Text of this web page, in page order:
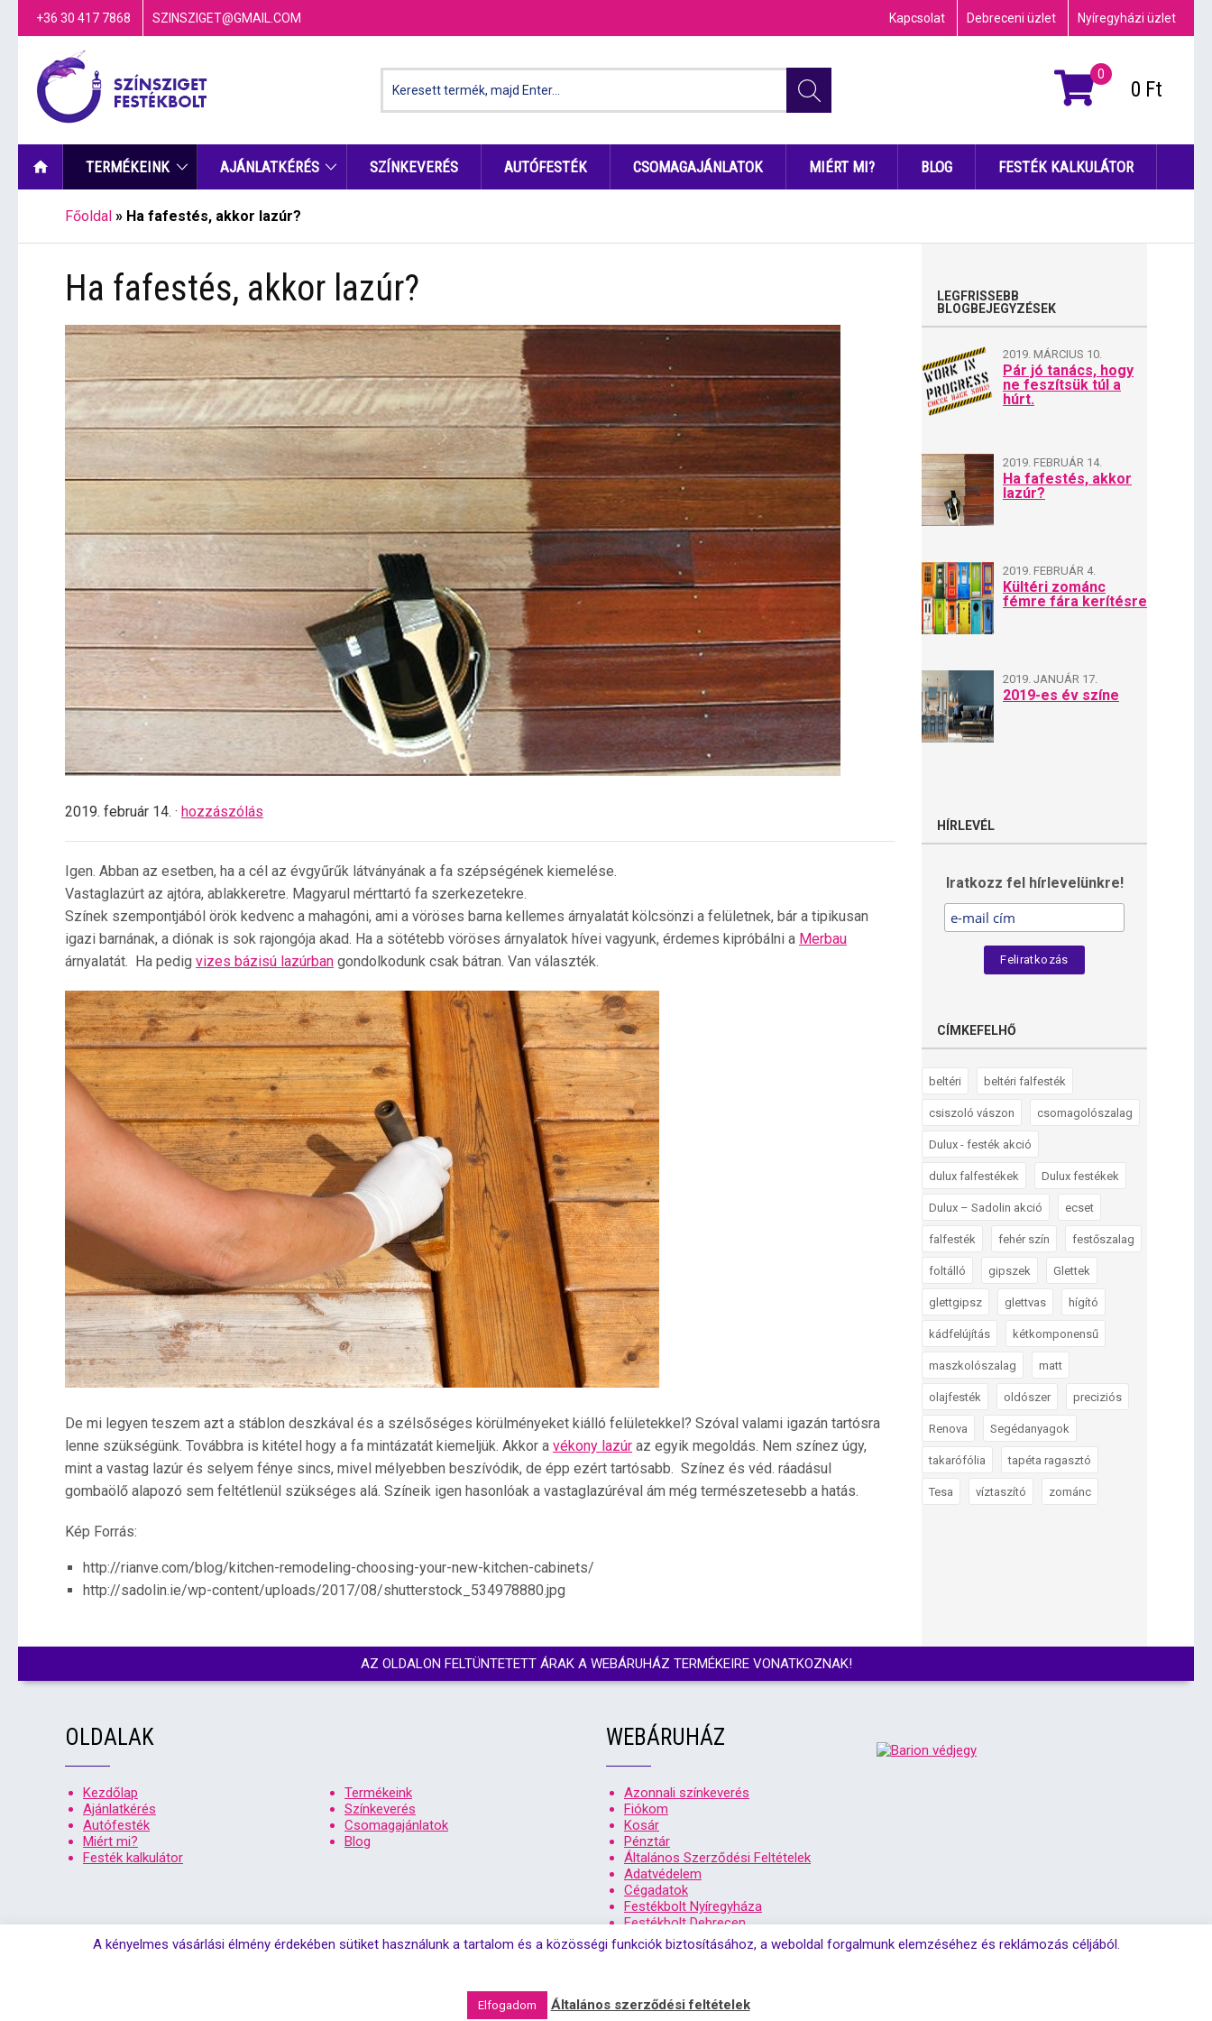
+36 30 417 7868 SZINSZIGET@GMAIL.COM Kapcsolat Debreceni üzlet Nyíregyházi üzlet
0
0 Ft
TERMÉKEINK AJÁNLATKÉRÉS SZÍNKEVERÉS AUTÓFESTÉK CSOMAGAJÁNLATOK MIÉRT MI? BLOG FESTÉK KALKULÁTOR
Főoldal » Ha fafestés, akkor lazúr?
Ha fafestés, akkor lazúr?
2019. február 14. · hozzászólás
Igen. Abban az esetben, ha a cél az évgyűrűk látványának a fa szépségének kiemelése.
Vastaglazúrt az ajtóra, ablakkeretre. Magyarul mérttartó fa szerkezetekre.
Színek szempontjából örök kedvenc a mahagóni, ami a vöröses barna kellemes árnyalatát kölcsönzi a felületnek, bár a tipikusan
igazi barnának, a diónak is sok rajongója akad. Ha a sötétebb vöröses árnyalatok hívei vagyunk, érdemes kipróbálni a Merbau
árnyalatát. Ha pedig vizes bázisú lazúrban gondolkodunk csak bátran. Van választék.
De mi legyen teszem azt a stáblon deszkával és a szélsőséges körülményeket kiálló felületekkel? Szóval valami igazán tartósra
lenne szükségünk. Továbbra is kitétel hogy a fa mintázatát kiemeljük. Akkor a vékony lazúr az egyik megoldás. Nem színez úgy,
mint a vastag lazúr és selyem fénye sincs, mivel mélyebben beszívódik, de épp ezért tartósabb. Színez és véd. ráadásul
gombaölő alapozó sem feltétlenül szükséges alá. Színeik igen hasonlóak a vastaglazúréval ám még természetesebb a hatás.
Kép Forrás:
http://rianve.com/blog/kitchen-remodeling-choosing-your-new-kitchen-cabinets/
http://sadolin.ie/wp-content/uploads/2017/08/shutterstock_534978880.jpg
LEGFRISSEBB
BLOGBEJEGYZÉSEK
2019. MÁRCIUS 10.
Pár jó tanács, hogy
ne feszítsük túl a
húrt.
2019. FEBRUÁR 14.
Ha fafestés, akkor
lazúr?
2019. FEBRUÁR 4.
Kültéri zománc
fémre fára kerítésre
2019. JANUÁR 17.
2019-es év színe
HÍRLEVÉL
Iratkozz fel hírlevelünkre!
CÍMKEFELHŐ
beltéri beltéri falfesték
csiszoló vászon csomagolószalag
Dulux - festék akció
dulux falfestékek Dulux festékek
Dulux – Sadolin akció ecset
falfesték fehér szín festőszalag
foltálló gipszek Glettek
glettgipsz glettvas hígító
kádfelújítás kétkomponensű
maszkolószalag matt
olajfesték oldószer preciziós
Renova Segédanyagok
takarófólia tapéta ragasztó
Tesa víztaszító zománc
AZ OLDALON FELTÜNTETETT ÁRAK A WEBÁRUHÁZ TERMÉKEIRE VONATKOZNAK!
OLDALAK
Kezdőlap
Termékeink
Ajánlatkérés
Színkeverés
Autófesték
Csomagajánlatok
Miért mi?
Blog
Festék kalkulátor
WEBÁRUHÁZ
Azonnali színkeverés
Fiókom
Kosár
Pénztár
Általános Szerződési Feltételek
Adatvédelem
Cégadatok
Festékbolt Nyíregyháza
Festékbolt Debrecen
© Copyright 2026. Színsziget festékbolt debrecen, és nyíregyháza | Minden jog fenntartva!
A kényelmes vásárlási élmény érdekében sütiket használunk a tartalom és a közösségi funkciók biztosításához, a weboldal forgalmunk elemzéséhez és reklámozás céljából.
Elfogadom Általános szerződési feltételek